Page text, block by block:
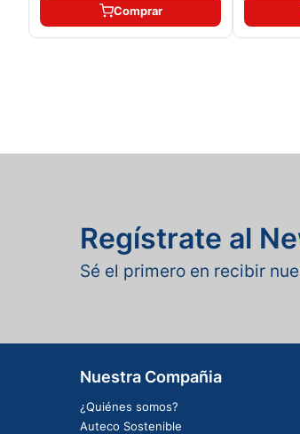
Comprar
Regístrate al
Sé el primero en recibir
Nuestra Compañia
¿Quiénes somos?
Auteco Sostenible